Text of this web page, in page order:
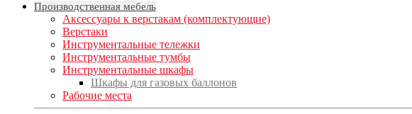
Производственная мебель
Аксессуары к верстакам (комплектующие)
Верстаки
Инструментальные тележки
Инструментальные тумбы
Инструментальные шкафы
Шкафы для газовых баллонов
Рабочие места